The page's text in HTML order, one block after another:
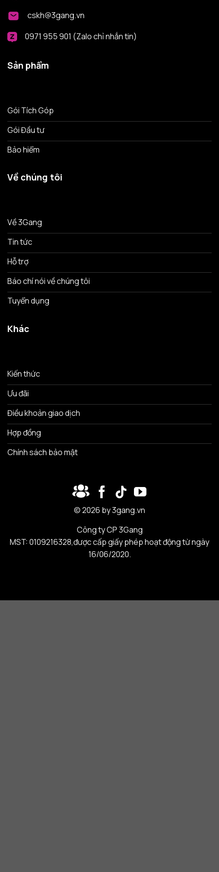
cskh@3gang.vn
0971 955 901 (Zalo chỉ nhắn tin)
Sản phẩm
Gói Tích Góp
Gói Đầu tư
Bảo hiểm
Về chúng tôi
Về 3Gang
Tin tức
Hỗ trợ
Báo chí nói về chúng tôi
Tuyển dụng
Khác
Kiến thức
Ưu đãi
Điều khoản giao dịch
Hợp đồng
Chính sách bảo mật
© 2026 by 3gang.vn
Công ty CP 3Gang
MST: 0109216328,được cấp giấy phép hoạt động từ ngày
16/06/2020.